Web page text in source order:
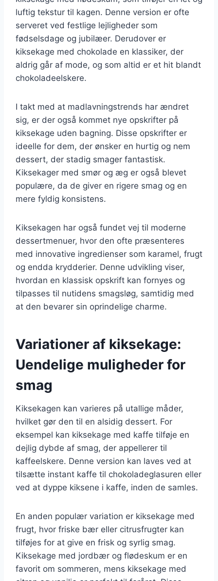
luftig tekstur til kagen. Denne version er ofte
serveret ved festlige lejligheder som
fødselsdage og jubilæer. Derudover er
kiksekage med chokolade en klassiker, der
aldrig går af mode, og som altid er et hit blandt
chokoladeelskere.
I takt med at madlavningstrends har ændret
sig, er der også kommet nye opskrifter på
kiksekage uden bagning. Disse opskrifter er
ideelle for dem, der ønsker en hurtig og nem
dessert, der stadig smager fantastisk.
Kiksekager med smør og æg er også blevet
populære, da de giver en rigere smag og en
mere fyldig konsistens.
Kiksekagen har også fundet vej til moderne
dessertmenuer, hvor den ofte præsenteres
med innovative ingredienser som karamel, frugt
og endda krydderier. Denne udvikling viser,
hvordan en klassisk opskrift kan fornyes og
tilpasses til nutidens smagsløg, samtidig med
at den bevarer sin oprindelige charme.
Variationer af kiksekage:
Uendelige muligheder for
smag
Kiksekagen kan varieres på utallige måder,
hvilket gør den til en alsidig dessert. For
eksempel kan kiksekage med kaffe tilføje en
dejlig dybde af smag, der appellerer til
kaffeelskere. Denne version kan laves ved at
tilsætte instant kaffe til chokoladeglasuren eller
ved at dyppe kiksene i kaffe, inden de samles.
En anden populær variation er kiksekage med
frugt, hvor friske bær eller citrusfrugter kan
tilføjes for at give en frisk og syrlig smag.
Kiksekage med jordbær og flødeskum er en
favorit om sommeren, mens kiksekage med